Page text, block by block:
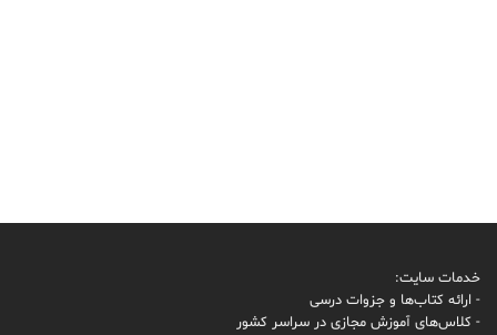
خدمات سایت:
- ارائه کتاب‌ها و جزوات درسی
- کلاس‌های آموزش مجازی در سراسر کشور